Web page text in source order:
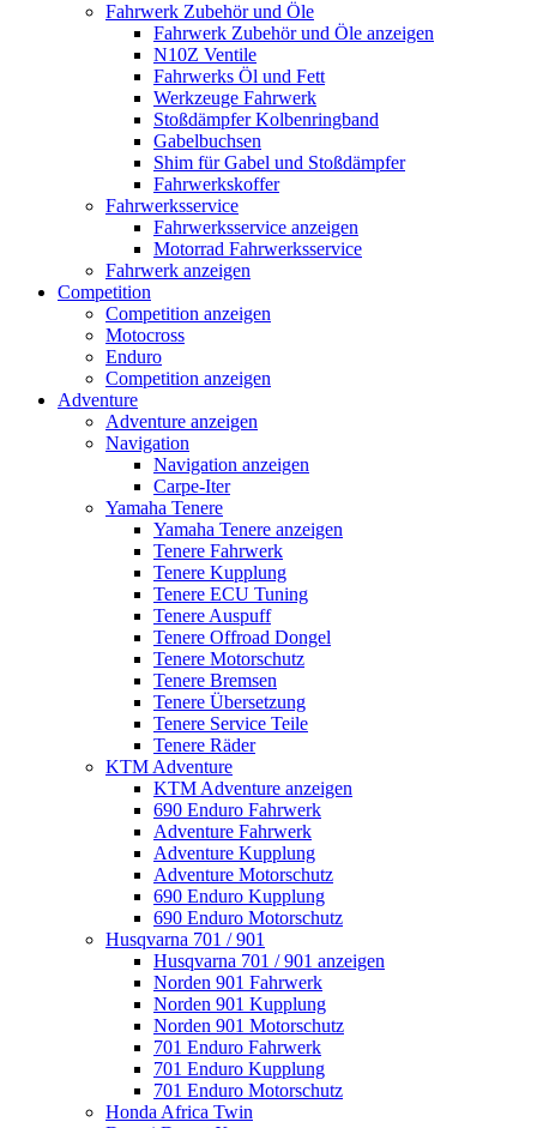
Fahrwerk Zubehör und Öle
Fahrwerk Zubehör und Öle anzeigen
N10Z Ventile
Fahrwerks Öl und Fett
Werkzeuge Fahrwerk
Stoßdämpfer Kolbenringband
Gabelbuchsen
Shim für Gabel und Stoßdämpfer
Fahrwerkskoffer
Fahrwerksservice
Fahrwerksservice anzeigen
Motorrad Fahrwerksservice
Fahrwerk anzeigen
Competition
Competition anzeigen
Motocross
Enduro
Competition anzeigen
Adventure
Adventure anzeigen
Navigation
Navigation anzeigen
Carpe-Iter
Yamaha Tenere
Yamaha Tenere anzeigen
Tenere Fahrwerk
Tenere Kupplung
Tenere ECU Tuning
Tenere Auspuff
Tenere Offroad Dongel
Tenere Motorschutz
Tenere Bremsen
Tenere Übersetzung
Tenere Service Teile
Tenere Räder
KTM Adventure
KTM Adventure anzeigen
690 Enduro Fahrwerk
Adventure Fahrwerk
Adventure Kupplung
Adventure Motorschutz
690 Enduro Kupplung
690 Enduro Motorschutz
Husqvarna 701 / 901
Husqvarna 701 / 901 anzeigen
Norden 901 Fahrwerk
Norden 901 Kupplung
Norden 901 Motorschutz
701 Enduro Fahrwerk
701 Enduro Kupplung
701 Enduro Motorschutz
Honda Africa Twin